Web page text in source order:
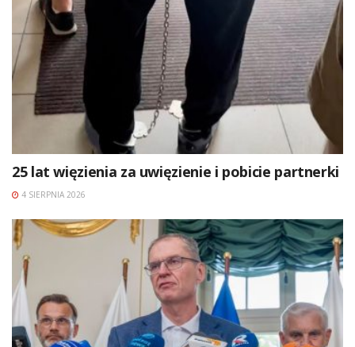
25 lat więzienia za uwięzienie i pobicie partnerki
4 SIERPNIA 2026